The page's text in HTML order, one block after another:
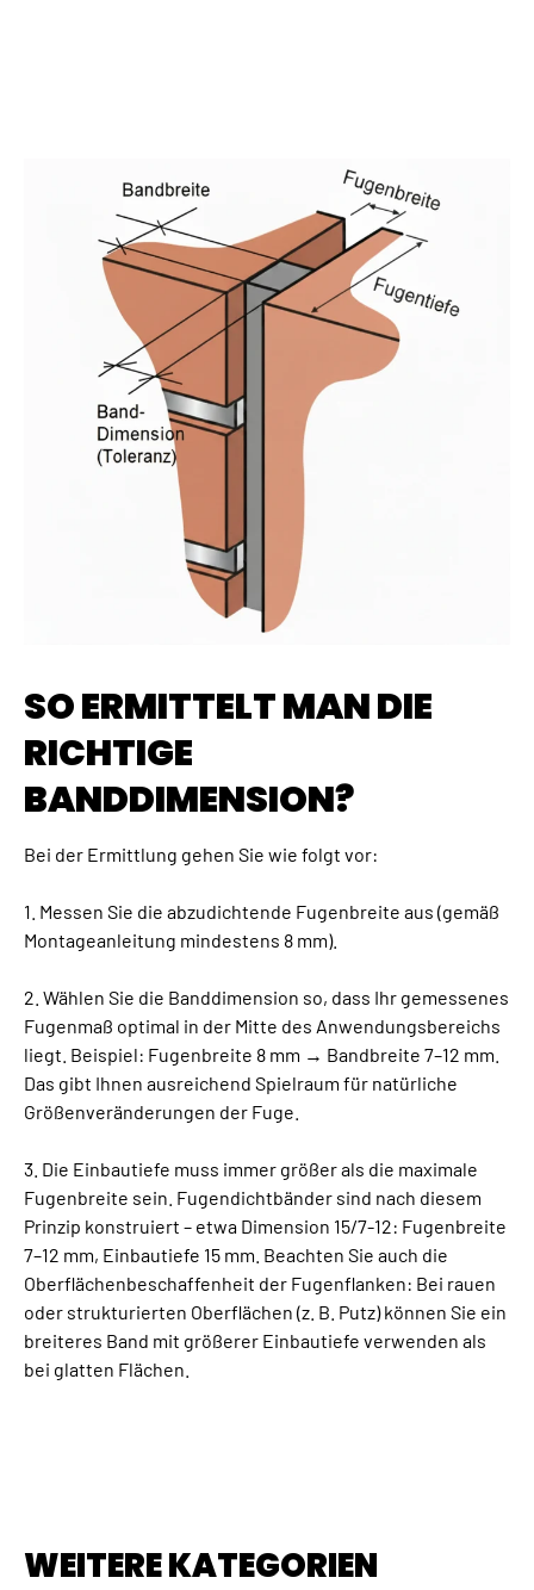
SO ERMITTELT MAN DIE
RICHTIGE
BANDDIMENSION?
Bei der Ermittlung gehen Sie wie folgt vor:
1. Messen Sie die abzudichtende Fugenbreite aus (gemäß
Montageanleitung mindestens 8 mm).
2. Wählen Sie die Banddimension so, dass Ihr gemessenes
Fugenmaß optimal in der Mitte des Anwendungsbereichs
liegt. Beispiel: Fugenbreite 8 mm → Bandbreite 7–12 mm.
Das gibt Ihnen ausreichend Spielraum für natürliche
Größenveränderungen der Fuge.
3. Die Einbautiefe muss immer größer als die maximale
Fugenbreite sein. Fugendichtbänder sind nach diesem
Prinzip konstruiert – etwa Dimension 15/7-12: Fugenbreite
7–12 mm, Einbautiefe 15 mm. Beachten Sie auch die
Oberflächenbeschaffenheit der Fugenflanken: Bei rauen
oder strukturierten Oberflächen (z. B. Putz) können Sie ein
breiteres Band mit größerer Einbautiefe verwenden als
bei glatten Flächen.
WEITERE KATEGORIEN